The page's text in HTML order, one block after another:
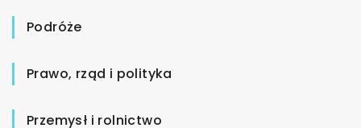
Podróże
Prawo, rząd i polityka
Przemysł i rolnictwo